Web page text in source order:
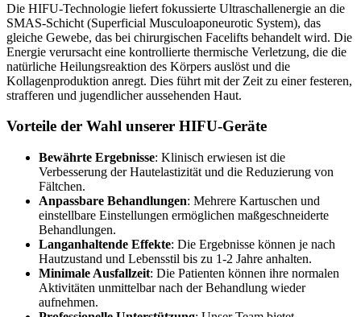
Die HIFU-Technologie liefert fokussierte Ultraschallenergie an die
SMAS-Schicht (Superficial Musculoaponeurotic System), das
gleiche Gewebe, das bei chirurgischen Facelifts behandelt wird. Die
Energie verursacht eine kontrollierte thermische Verletzung, die die
natürliche Heilungsreaktion des Körpers auslöst und die
Kollagenproduktion anregt. Dies führt mit der Zeit zu einer festeren,
strafferen und jugendlicher aussehenden Haut.
Vorteile der Wahl unserer HIFU-Geräte
Bewährte Ergebnisse: Klinisch erwiesen ist die
Verbesserung der Hautelastizität und die Reduzierung von
Fältchen.
Anpassbare Behandlungen: Mehrere Kartuschen und
einstellbare Einstellungen ermöglichen maßgeschneiderte
Behandlungen.
Langanhaltende Effekte: Die Ergebnisse können je nach
Hautzustand und Lebensstil bis zu 1-2 Jahre anhalten.
Minimale Ausfallzeit: Die Patienten können ihre normalen
Aktivitäten unmittelbar nach der Behandlung wieder
aufnehmen.